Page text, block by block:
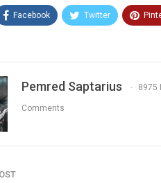
Facebook Twitter
Pemred Saptarius 8975
Comments